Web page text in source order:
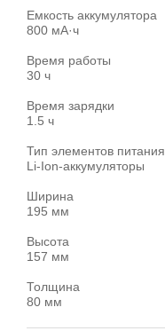
Емкость аккумулятора
800 мА·ч
Время работы
30 ч
Время зарядки
1.5 ч
Тип элементов питания
Li-Ion-аккумуляторы
Ширина
195 мм
Высота
157 мм
Толщина
80 мм